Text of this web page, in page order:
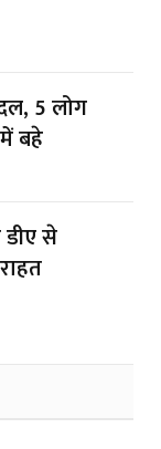
5 लोग
बहे
से